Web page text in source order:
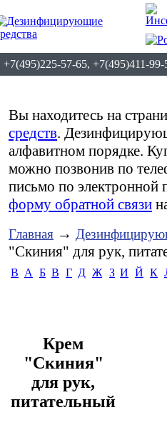
+7(495)225-57-65, +7(495)411-99-
Вы находитесь на
средств.
алфавитном порядке.
можно позвонив по
письмо по электронной
форму обратной связи
Главная →
"Скиния" для рук,
B А Б В Г Д Ж З И Й К
Крем
"Скиния"
для рук,
питательный